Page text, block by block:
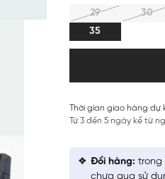
29 30
35
Thời gian giao hàng dự
Từ 3 đến 5 ngày kể từ
Đổi hàng: trong
chưa qua sử